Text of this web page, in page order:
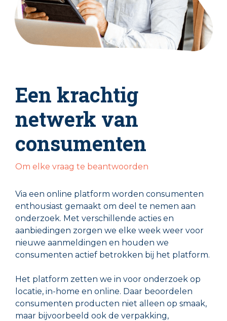
Een krachtig
netwerk van
consumenten
Om elke vraag te beantwoorden
Via een online platform worden consumenten
enthousiast gemaakt om deel te nemen aan
onderzoek. Met verschillende acties en
aanbiedingen zorgen we elke week weer voor
nieuwe aanmeldingen en houden we
consumenten actief betrokken bij het platform.
Het platform zetten we in voor onderzoek op
locatie, in-home en online. Daar beoordelen
consumenten producten niet alleen op smaak,
maar bijvoorbeeld ook de verpakking,